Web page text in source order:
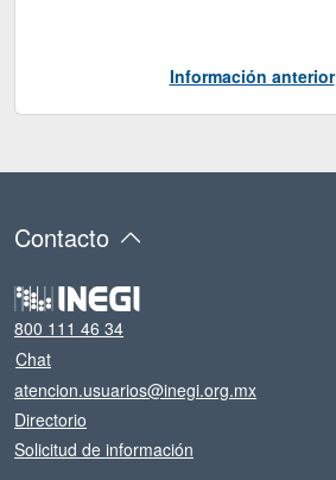
Información anterior
Contacto
800 111 46 34
Chat
atencion.usuarios@inegi.org.mx
Directorio
Solicitud de información